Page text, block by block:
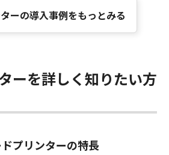
ーの導入事例をもっとみる
ーを詳しく知りたい方
プリンターの特長